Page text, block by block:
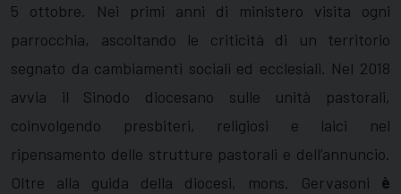
5 ottobre. Nei primi anni di ministero visita ogni
parrocchia, ascoltando le criticità di un territorio
segnato da cambiamenti sociali ed ecclesiali. Nel 2018
avvia il Sinodo diocesano sulle unità pastorali,
coinvolgendo presbiteri, religiosi e laici nel
ripensamento delle strutture pastorali e dell’annuncio.
Oltre alla guida della diocesi, mons. Gervasoni è